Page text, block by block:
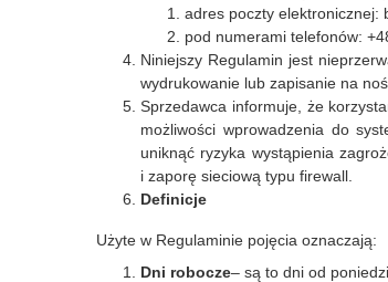
adres poczty elektronicznej:
pod numerami telefonów:
Niniejszy Regulamin jest
wydrukowanie lub zapisanie na
Sprzedawca informuje, że
możliwości wprowadzenia do
uniknąć ryzyka wystąpienia
i zaporę sieciową typu firewall.
Definicje
Użyte w Regulaminie pojęcia oznaczają:
Dni robocze– są to dni od